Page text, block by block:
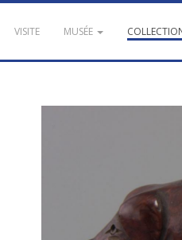
VISITE MUSÉE